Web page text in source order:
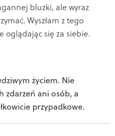
bluzki, ale wyraz
Wyszłam z tego
oglądając się za siebie.
życiem. Nie
zdarzeń ani osób, a
przypadkowe.